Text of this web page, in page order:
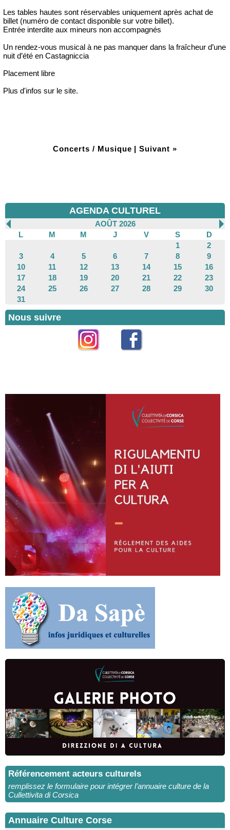
Les tables hautes sont réservables uniquement après achat de
billet (numéro de contact disponible sur votre billet).
Entrée interdite aux mineurs non accompagnés
Un rendez-vous musical à ne pas manquer dans la fraîcheur d’une
nuit d’été en Castagniccia
Placement libre
Plus d'infos sur le site.
Concerts / Musique | Suivant »
AGENDA CULTUREL
AOÛT 2026
L
M M J V S
D
1
2
3
4 5 6 7 8
9
10
11 12 13 14 15
16
17
18 19 20 21 22
23
24
25 26 27 28 29
30
31
Nous suivre
Référencement acteurs culturels
remplissez le formulaire pour intégrer l’annuaire culture de la
Cullettivita di Corsica
Annuaire Culture Corse